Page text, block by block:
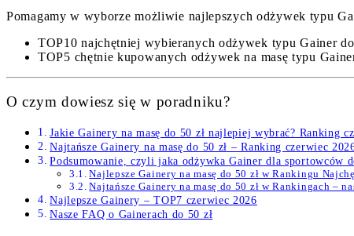
Pomagamy w wyborze możliwie najlepszych odżywek typu
TOP10 najchętniej wybieranych odżywek typu Gainer do
TOP5 chętnie kupowanych odżywek na masę typu
O czym dowiesz się w poradniku?
Jakie Gainery na masę do 50 zł najlepiej wybrać? Ranking
Najtańsze Gainery na masę do 50 zł – Ranking czerwiec
Podsumowanie, czyli jaka odżywka Gainer dla sportowców
Najlepsze Gainery na masę do 50 zł w Rankingu
Najtańsze Gainery na masę do 50 zł w Rankingach –
Najlepsze Gainery – TOP7 czerwiec 2026
Nasze FAQ o Gainerach do 50 zł